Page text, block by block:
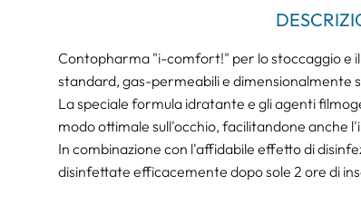
Contopharma "i-comfort!" per lo stoccaggio e
standard, gas-permeabili e dimensionalmente
La speciale formula idratante e gli agenti
modo ottimale sull'occhio, facilitandone anche
In combinazione con l'affidabile effetto di
disinfettate efficacemente dopo sole 2 ore di